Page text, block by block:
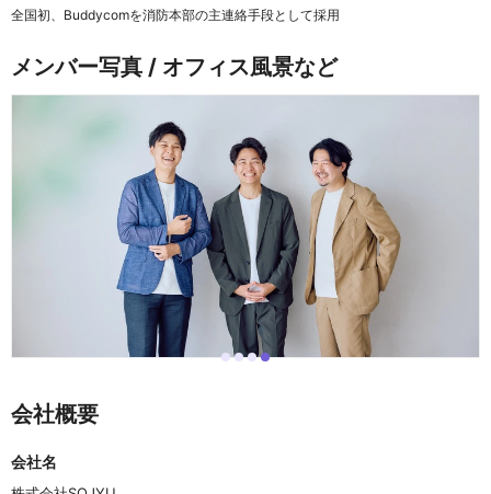
全国初、Buddycomを消防本部の主連絡手段として採用
メンバー写真 / オフィス風景など
i i i i
e
m
o
f
4
会社概要
会社名